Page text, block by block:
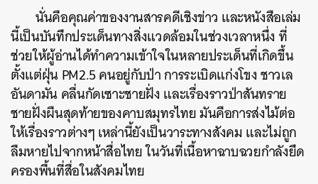
นั่นคือคุณค่าของงานสารคดีเชิงข่าว และหนังสือเล่ม
นี้เป็นบันทึกประเด็นทางสิ่งแวดล้อมในช่วงเวลาหนึ่ง ที่
ช่วยให้ผู้อ่านได้ทำความเข้าใจในหลายประเด็นที่เกิดขึ้น
ตั้งแต่ฝุ่น PM2.5 คนอยู่กับป่า การระเบิดแก่งโขง ชาวเล
อันดามัน คลื่นกัดเซาะชายฝั่ง และเรื่องราวป่าสันทราย
ชายฝั่งผืนสุดท้ายของคาบสมุทรไทย มันคือการส่งไม้ต่อ
ให้เรื่องราวต่างๆ เหล่านี้ยังเป็นวาระทางสังคม และไม่ถูก
ลืมหายไปจากหน้าสื่อไทย ในวันที่เนื้อหาฉาบฉวยกำลังยึด
ครองพื้นที่สื่อในสังคมไทย